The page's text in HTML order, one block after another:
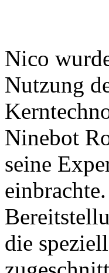
Nico
Nutzung
Ninebot
seine
die